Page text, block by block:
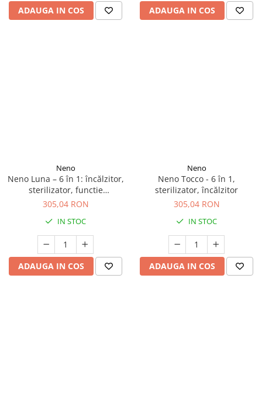
ADAUGA IN COS ADAUGA IN COS
Neno
Neno Luna – 6 în 1: încălzitor,
sterilizator, functie
dezghețare
305,04 RON
IN STOC
ADAUGA IN COS
Neno
Neno Tocco - 6 în 1,
sterilizator, încălzitor
305,04 RON
IN STOC
ADAUGA IN COS